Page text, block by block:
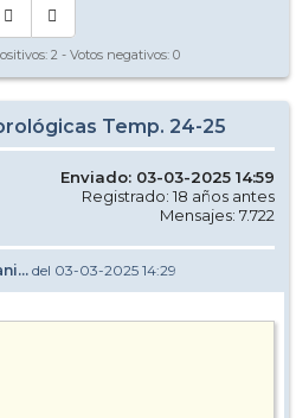
2 - Votos negativos: 0
Temp. 24-25
Enviado: 03-03-2025 14:59
Registrado: 18 años antes
Mensajes: 7.722
del 03-03-2025 14:29